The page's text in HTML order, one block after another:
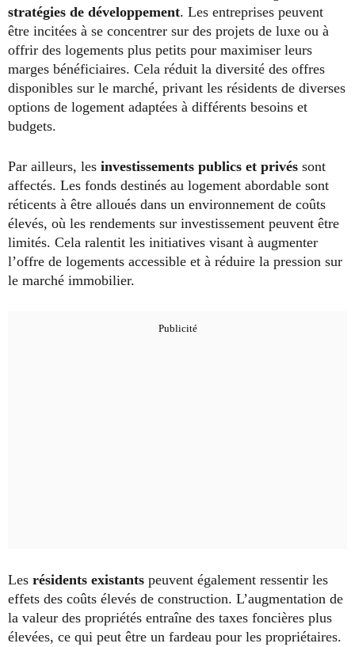
stratégies de développement. Les entreprises peuvent
être incitées à se concentrer sur des projets de luxe ou à
offrir des logements plus petits pour maximiser leurs
marges bénéficiaires. Cela réduit la diversité des offres
disponibles sur le marché, privant les résidents de diverses
options de logement adaptées à différents besoins et
budgets.
Par ailleurs, les investissements publics et privés sont
affectés. Les fonds destinés au logement abordable sont
réticents à être alloués dans un environnement de coûts
élevés, où les rendements sur investissement peuvent être
limités. Cela ralentit les initiatives visant à augmenter
l’offre de logements accessible et à réduire la pression sur
le marché immobilier.
Les résidents existants peuvent également ressentir les
effets des coûts élevés de construction. L’augmentation de
la valeur des propriétés entraîne des taxes foncières plus
élevées, ce qui peut être un fardeau pour les propriétaires.